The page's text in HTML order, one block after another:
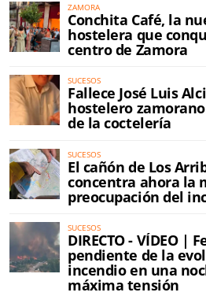
ZAMORA
Conchita Café, la
hostelera que
centro de Zamora
SUCESOS
Fallece José Luis
hostelero
de la coctelería
SUCESOS
El cañón de Los
concentra ahora la
preocupación del
SUCESOS
DIRECTO - VÍDEO |
pendiente de la
incendio en una
máxima tensión